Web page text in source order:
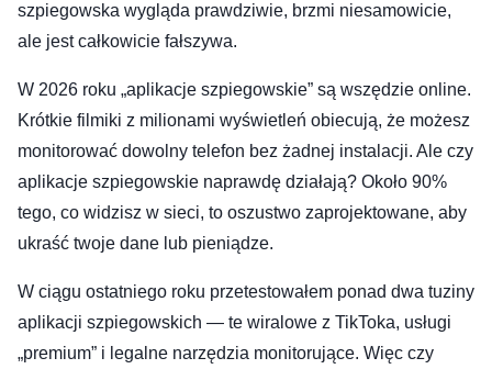
szpiegowska wygląda prawdziwie, brzmi niesamowicie,
ale jest całkowicie fałszywa.
W 2026 roku „aplikacje szpiegowskie” są wszędzie online.
Krótkie filmiki z milionami wyświetleń obiecują, że możesz
monitorować dowolny telefon bez żadnej instalacji. Ale czy
aplikacje szpiegowskie naprawdę działają? Około 90%
tego, co widzisz w sieci, to oszustwo zaprojektowane, aby
ukraść twoje dane lub pieniądze.
W ciągu ostatniego roku przetestowałem ponad dwa tuziny
aplikacji szpiegowskich — te wiralowe z TikToka, usługi
„premium” i legalne narzędzia monitorujące. Więc czy